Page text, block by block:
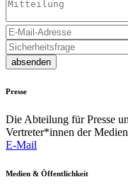
absenden
Presse
Die Abteilung für Presse
Vertreter*innen der
E-Mail
Medien & Öffentlichkeit